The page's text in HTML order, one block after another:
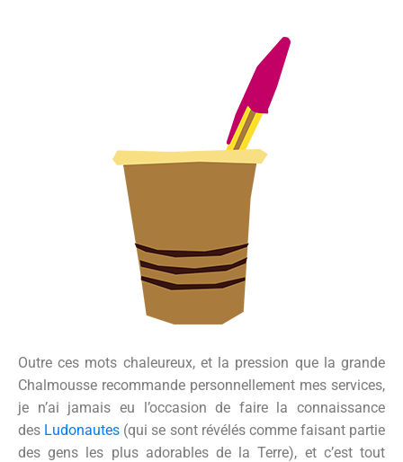
Outre ces mots chaleureux, et la pression que la grande
Chalmousse recommande personnellement mes services,
je n’ai jamais eu l’occasion de faire la connaissance
des Ludonautes (qui se sont révélés comme faisant partie
des gens les plus adorables de la Terre), et c’est tout